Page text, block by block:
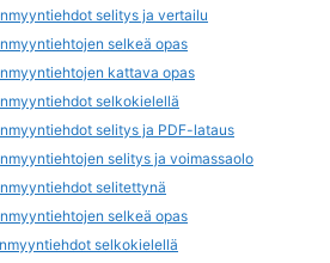
selitys ja vertailu
selkeä opas
kattava opas
selkokielellä
selitys ja PDF-lataus
selitys ja voimassaolo
selitettynä
selkeä opas
selkokielellä